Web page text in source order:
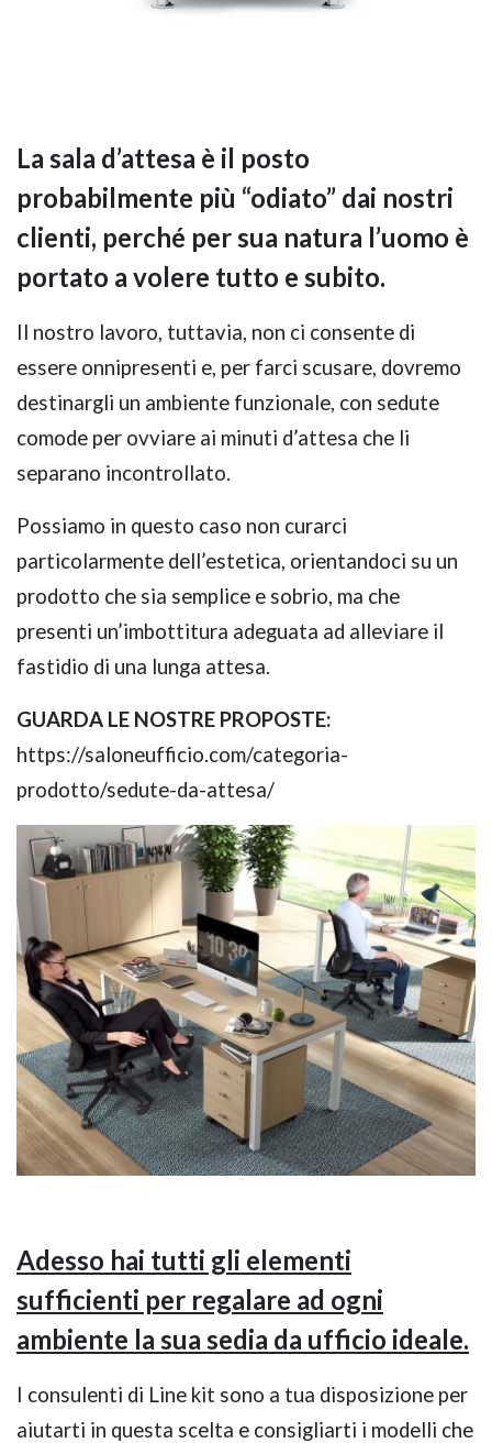
La sala d’attesa è il posto
probabilmente più “odiato” dai nostri
clienti, perché per sua natura l’uomo è
portato a volere tutto e subito.
Il nostro lavoro, tuttavia, non ci consente di
essere onnipresenti e, per farci scusare, dovremo
destinargli un ambiente funzionale, con sedute
comode per ovviare ai minuti d’attesa che li
separano incontrollato.
Possiamo in questo caso non curarci
particolarmente dell’estetica, orientandoci su un
prodotto che sia semplice e sobrio, ma che
presenti un’imbottitura adeguata ad alleviare il
fastidio di una lunga attesa.
GUARDA LE NOSTRE PROPOSTE:
https://saloneufficio.com/categoria-
prodotto/sedute-da-attesa/
Adesso hai tutti gli elementi
sufficienti per regalare ad ogni
ambiente la sua sedia da ufficio ideale.
I consulenti di Line kit sono a tua disposizione per
aiutarti in questa scelta e consigliarti i modelli che